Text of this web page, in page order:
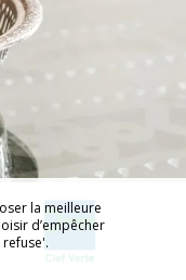
la meilleure
d’empêcher
refuse'.